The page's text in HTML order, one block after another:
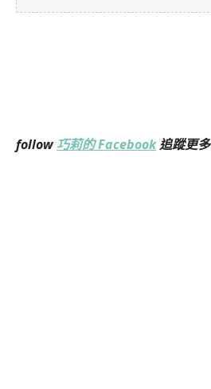
follow巧莉的 Facebook追蹤更